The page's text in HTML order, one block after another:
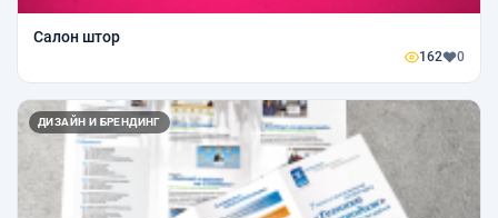
Салон штор
162 0
ДИЗАЙН И БРЕНДИНГ